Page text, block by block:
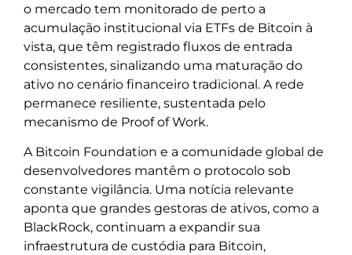
o mercado tem monitorado de perto a
acumulação institucional via ETFs de Bitcoin à
vista, que têm registrado fluxos de entrada
consistentes, sinalizando uma maturação do
ativo no cenário financeiro tradicional. A rede
permanece resiliente, sustentada pelo
mecanismo de Proof of Work.
A Bitcoin Foundation e a comunidade global de
desenvolvedores mantêm o protocolo sob
constante vigilância. Uma notícia relevante
aponta que grandes gestoras de ativos, como a
BlackRock, continuam a expandir sua
infraestrutura de custódia para Bitcoin,